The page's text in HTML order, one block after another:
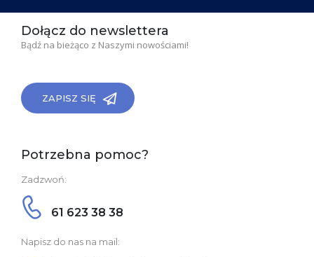
Dołącz do newslettera
Bądź na bieżąco z Naszymi nowościami!
ZAPISZ SIĘ
Potrzebna pomoc?
Zadzwoń:
61 623 38 38
Napisz do nas na mail: